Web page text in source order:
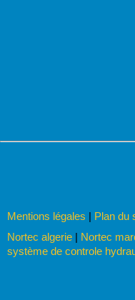
Mentions légales | Plan du
Nortec algerie | Nortec
système de controle